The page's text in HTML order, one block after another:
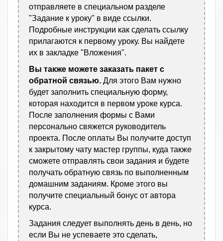
отправляете в специальном разделе
"Задание к уроку" в виде ссылки.
Подробные инструкции как сделать ссылку
прилагаются к первому уроку. Вы найдете
их в закладке "Вложения".
Вы также можете заказать пакет с
обратной связью. Для этого Вам нужно
будет заполнить специальную форму,
которая находится в первом уроке курса.
После заполнения формы с Вами
персонально свяжется руководитель
проекта. После оплаты Вы получите доступ
к закрытому чату мастер группы, куда также
сможете отправлять свои задания и будете
получать обратную связь по выполненным
домашним заданиям. Кроме этого вы
получите специальный бонус от автора
курса.
Задания следует выполнять день в день, но
если Вы не успеваете это сделать,